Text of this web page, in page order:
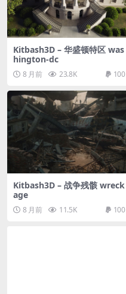
Kitbash3D – 华盛顿特区 was
hington-dc
8 月前 23.8K 100
Kitbash3D – 战争残骸 wreck
age
8 月前 11.5K 100